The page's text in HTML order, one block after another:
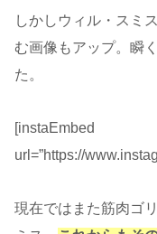
しかしウィル・スミ
む画像もアップ。瞬
た。
[instaEmbed
url=”https://
現在ではまた筋肉ゴ